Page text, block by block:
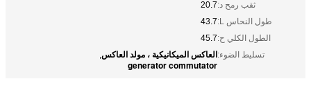
ثقب رمح د:20.7
طول النحاس L:
43.7
الطول الكلي ح:45.7
تسليط الضوء:العاكس الميكانيكية ، مولد العاكس,
generator commutator